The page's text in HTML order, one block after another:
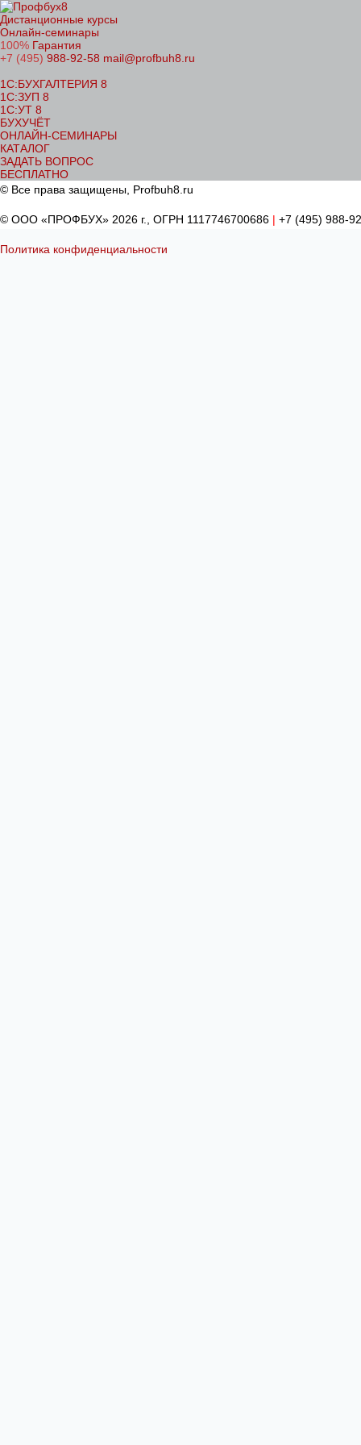
Дистанционные курсы
Онлайн-семинары
100% Гарантия
+7 (495) 988-92-58 mail@profbuh8.ru
1C:БУХГАЛТЕРИЯ 8
1C:ЗУП 8
1C:УТ 8
БУХУЧЁТ
ОНЛАЙН-СЕМИНАРЫ
КАТАЛОГ
ЗАДАТЬ ВОПРОС
БЕСПЛАТНО
© Все права защищены, Profbuh8.ru
© ООО «ПРОФБУХ» 2026 г., ОГРН 1117746700686 | +7 (495) 988-
Политика конфиденциальности